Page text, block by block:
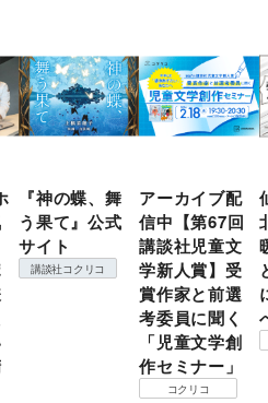
『神の蝶、舞
う果て』公式
サイト
講談社コクリコ
アーカイブ配
信中【第67回
講談社児童文
学新人賞】受
賞作家と前選
考委員に聞く
「児童文学創
作セミナー」
コクリコ